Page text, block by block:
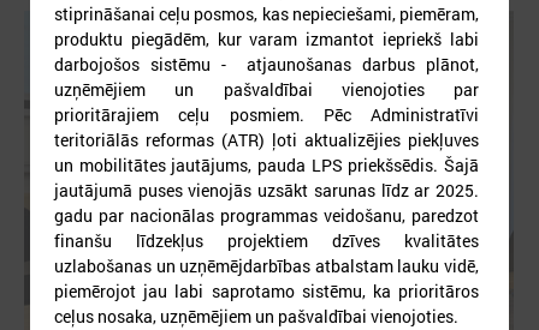
stiprināšanai ceļu posmos, kas nepieciešami, piemēram,
produktu piegādēm, kur varam izmantot iepriekš labi
darbojošos sistēmu - atjaunošanas darbus plānot,
uzņēmējiem un pašvaldībai vienojoties par
prioritārajiem ceļu posmiem. Pēc Administratīvi
teritoriālās reformas (ATR) ļoti aktualizējies piekļuves
un mobilitātes jautājums, pauda LPS priekšsēdis. Šajā
jautājumā puses vienojās uzsākt sarunas līdz ar 2025.
gadu par nacionālas programmas veidošanu, paredzot
finanšu līdzekļus projektiem dzīves kvalitātes
uzlabošanas un uzņēmējdarbības atbalstam lauku vidē,
piemērojot jau labi saprotamo sistēmu, ka prioritāros
ceļus nosaka, uzņēmējiem un pašvaldībai vienojoties.